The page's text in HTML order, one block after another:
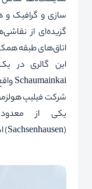
سازی و گرافیک و
اتاق‌های طبقه
این گالری در
Schaumainkai
شرکت فیلیپ
یکی از
(
Sachsenhausen
)